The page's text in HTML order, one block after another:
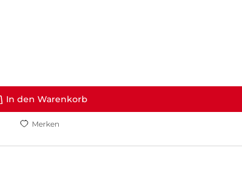
In den Warenkorb
Merken